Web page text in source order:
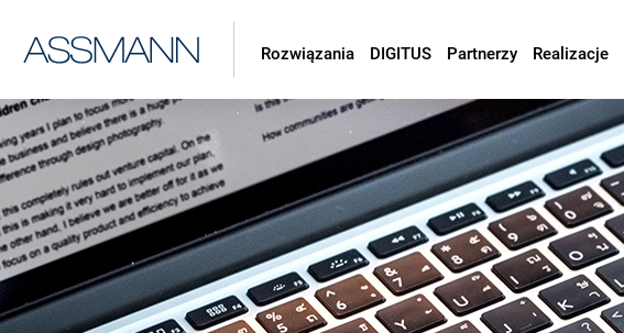
Rozwiązania DIGITUS Partnerzy Realizacje